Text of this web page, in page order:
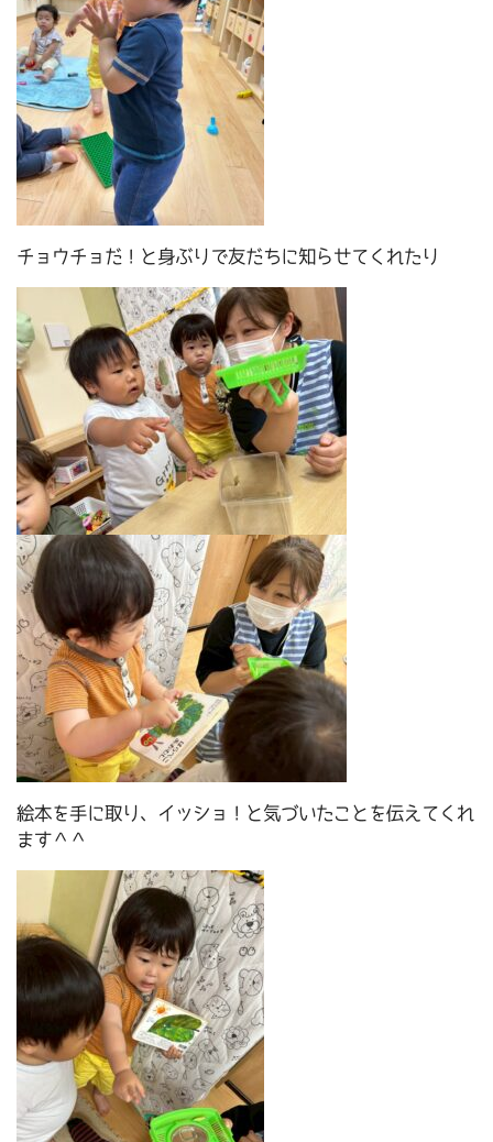
チョウチョだ！と身ぶりで友だちに知らせてくれたり
絵本を手に取り、イッショ！と気づいたことを伝えてくれ
ます＾＾